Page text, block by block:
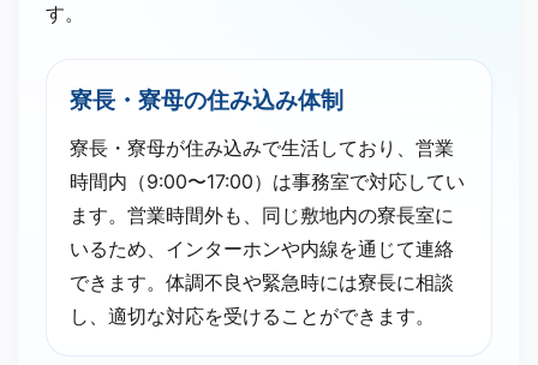
す。
寮長・寮母の​住み込み体制
寮長・寮母が住み込みで生活しており、営業
時間内（9:00〜17:00）は事務室で対応してい
ます。営業時間外も、同じ敷地内の寮長室に
いるため、インターホンや内線を通じて連絡
できます。体調不良や緊急時には寮長に相談
し、適切な対応を受けることができます。